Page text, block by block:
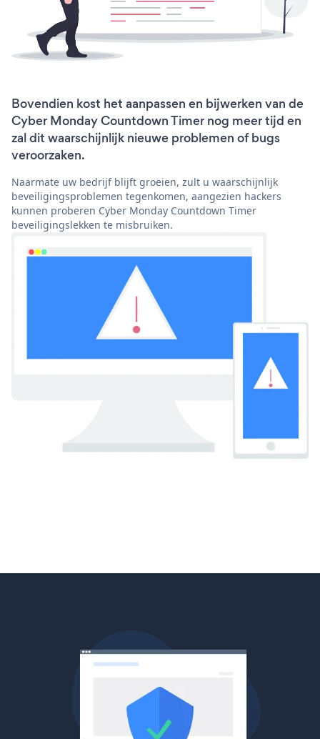
Bovendien kost het aanpassen en bijwerken van de
Cyber Monday Countdown Timer nog meer tijd en
zal dit waarschijnlijk nieuwe problemen of bugs
veroorzaken.
Naarmate uw bedrijf blijft groeien, zult u waarschijnlijk
beveiligingsproblemen tegenkomen, aangezien hackers
kunnen proberen Cyber Monday Countdown Timer
beveiligingslekken te misbruiken.